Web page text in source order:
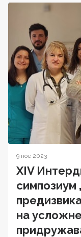
9 ное 2023
XIV
симпозиум
на